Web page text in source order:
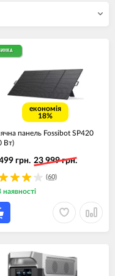
економія
18%
панель Fossibot SP420
Вт)
(60)
грн. 23 999 грн.
наявності